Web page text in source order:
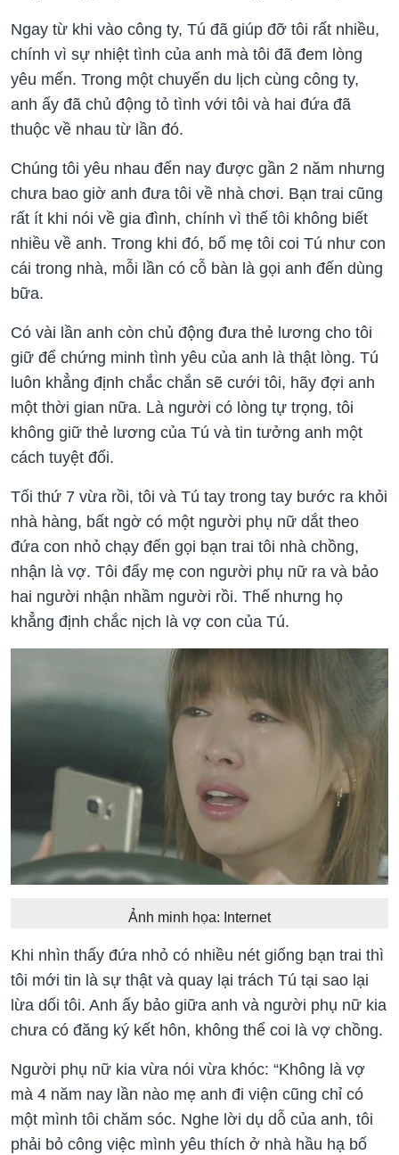
Ngay từ khi vào công ty, Tú đã giúp đỡ tôi rất nhiều,
chính vì sự nhiệt tình của anh mà tôi đã đem lòng
yêu mến. Trong một chuyến du lịch cùng công ty,
anh ấy đã chủ động tỏ tình với tôi và hai đứa đã
thuộc về nhau từ lần đó.
Chúng tôi yêu nhau đến nay được gần 2 năm nhưng
chưa bao giờ anh đưa tôi về nhà chơi. Bạn trai cũng
rất ít khi nói về gia đình, chính vì thế tôi không biết
nhiều về anh. Trong khi đó, bố mẹ tôi coi Tú như con
cái trong nhà, mỗi lần có cỗ bàn là gọi anh đến dùng
bữa.
Có vài lần anh còn chủ động đưa thẻ lương cho tôi
giữ để chứng minh tình yêu của anh là thật lòng. Tú
luôn khẳng định chắc chắn sẽ cưới tôi, hãy đợi anh
một thời gian nữa. Là người có lòng tự trọng, tôi
không giữ thẻ lương của Tú và tin tưởng anh một
cách tuyệt đối.
Tối thứ 7 vừa rồi, tôi và Tú tay trong tay bước ra khỏi
nhà hàng, bất ngờ có một người phụ nữ dắt theo
đứa con nhỏ chạy đến gọi bạn trai tôi nhà chồng,
nhận là vợ. Tôi đẩy mẹ con người phụ nữ ra và bảo
hai người nhận nhầm người rồi. Thế nhưng họ
khẳng định chắc nịch là vợ con của Tú.
Ảnh minh họa: Internet
Khi nhìn thấy đứa nhỏ có nhiều nét giống bạn trai thì
tôi mới tin là sự thật và quay lại trách Tú tại sao lại
lừa dối tôi. Anh ấy bảo giữa anh và người phụ nữ kia
chưa có đăng ký kết hôn, không thể coi là vợ chồng.
Người phụ nữ kia vừa nói vừa khóc: “Không là vợ
mà 4 năm nay lần nào mẹ anh đi viện cũng chỉ có
một mình tôi chăm sóc. Nghe lời dụ dỗ của anh, tôi
phải bỏ công việc mình yêu thích ở nhà hầu hạ bố